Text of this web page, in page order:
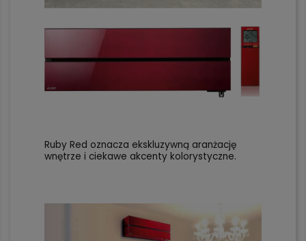
Ruby Red oznacza ekskluzywną aranżację
wnętrze i ciekawe akcenty kolorystyczne.